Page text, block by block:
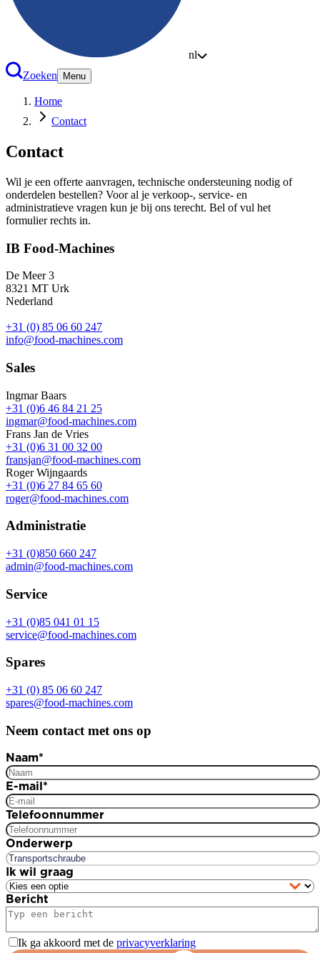
nl
Zoeken
Menu
Home
Contact
Contact
Wil je een offerte aanvragen, technische ondersteuning nodig of
onderdelen bestellen? Voor al je verkoop-, service- en
administratieve vragen kun je bij ons terecht. Bel of vul het
formulier rechts in.
IB Food-Machines
De Meer 3
8321 MT Urk
Nederland
+31 (0) 85 06 60 247
info@food-machines.com
Sales
Ingmar Baars
+31 (0)6 46 84 21 25
ingmar@food-machines.com
Frans Jan de Vries
+31 (0)6 31 00 32 00
fransjan@food-machines.com
Roger Wijngaards
+31 (0)6 27 84 65 60
roger@food-machines.com
Administratie
+31 (0)850 660 247
admin@food-machines.com
Service
+31 (0)85 041 01 15
service@food-machines.com
Spares
+31 (0) 85 06 60 247
spares@food-machines.com
Neem contact met ons op
Naam*
E-mail *
Telefoonnummer
Onderwerp
Ik wil graag
Bericht
Ik ga akkoord met de privacyverklaring